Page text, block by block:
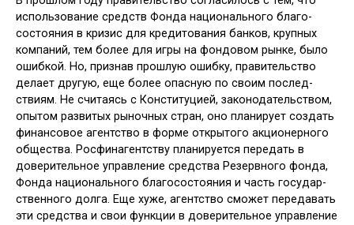
использование средств Фонда национального благо­
состояния в кризис для кредитова­ния банков, крупных
компаний, тем более для игры на фондовом рынке, было
ошибкой. Но, признав прошлую ошибку, правительство
делает другую, еще более опасную по своим послед­
ствиям. Не считаясь с Конституцией, законодательством,
опытом развитых рыночных стран, оно планирует соз­дать
финансовое агентство в форме открытого акционерного
общества. Росфинагентству планируется передать в
доверительное управление средства Резервного фонда,
Фонда националь­ного благосостояния и часть государ­
ственного долга. Еще хуже, агентство сможет передавать
эти средства и свои функции в доверительное управле­ние